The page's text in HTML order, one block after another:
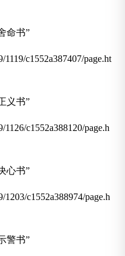
命书”
1119/c1552a387407/page.ht
义书”
1126/c1552a388120/page.h
心书”
1203/c1552a388974/page.h
警书”